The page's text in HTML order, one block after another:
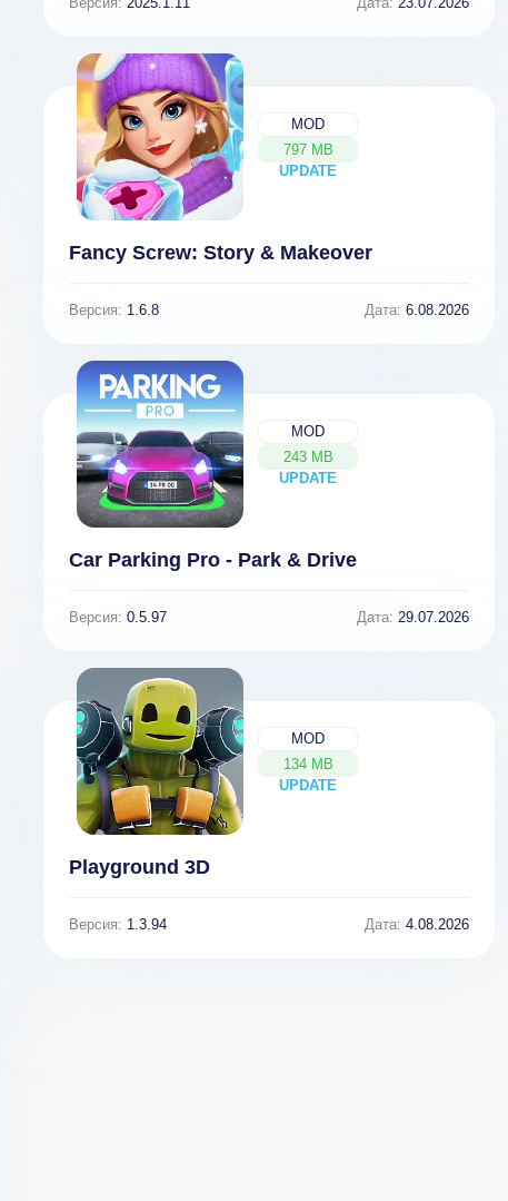
Мегаполис
город
MOD
797 MB
UPDATE
NEW
Fancy Screw: Story & Makeover
Версия: 1.6.8 Дата: 6.08.2026
MOD
243 MB
UPDATE
NEW
Car Parking Pro - Park & Drive
Версия: 0.5.97 Дата: 29.07.2026
MOD
134 MB
UPDATE
NEW
Playground 3D
Версия: 1.3.94 Дата: 4.08.2026